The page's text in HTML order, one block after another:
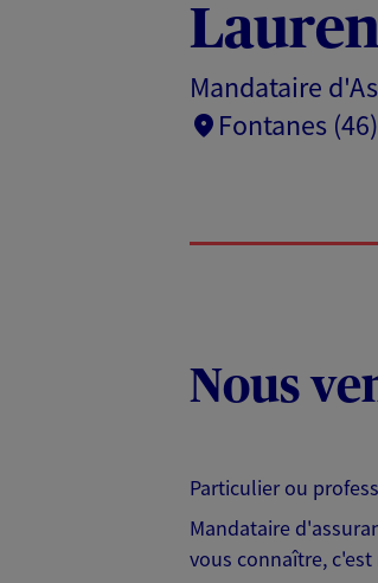
Mandataire
Fontanes (46)
Nous
Particulier ou
Mandataire
vous connaître,